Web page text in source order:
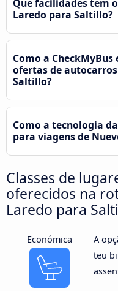
Que facilidades tem
Laredo para Saltillo?
Como a
ofertas de
Saltillo?
Como a tecnologia
para viagens de
Classes de
oferecidos na
Laredo para
Económica
A
teu